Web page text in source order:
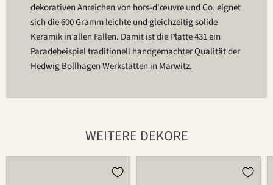
dekorativen Anreichen von hors-d'œuvre und Co. eignet
sich die 600 Gramm leichte und gleichzeitig solide
Keramik in allen Fällen. Damit ist die Platte 431 ein
Paradebeispiel traditionell handgemachter Qualität der
Hedwig Bollhagen Werkstätten in Marwitz.
WEITERE DEKORE